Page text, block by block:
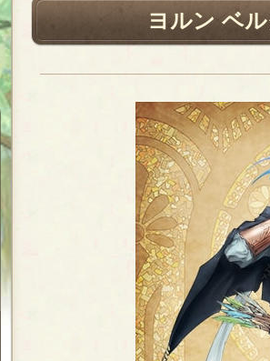
ヨルン ベ